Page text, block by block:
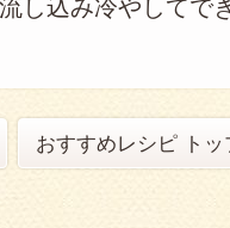
し込み冷やしてで
おすすめレシピ トッ